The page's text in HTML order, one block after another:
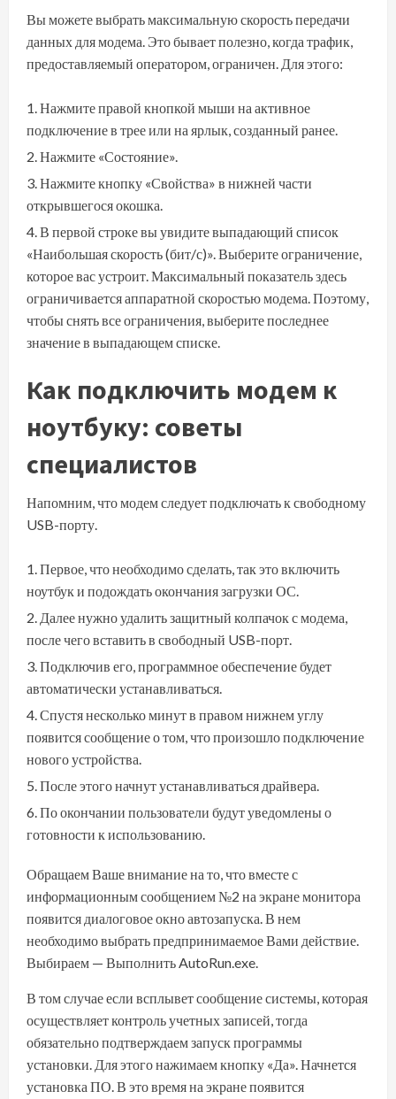
Вы можете выбрать максимальную скорость передачи
данных для модема. Это бывает полезно, когда трафик,
предоставляемый оператором, ограничен. Для этого:
Нажмите правой кнопкой мыши на активное
подключение в трее или на ярлык, созданный ранее.
Нажмите «Состояние».
Нажмите кнопку «Свойства» в нижней части
открывшегося окошка.
В первой строке вы увидите выпадающий список
«Наибольшая скорость (бит/с)». Выберите ограничение,
которое вас устроит. Максимальный показатель здесь
ограничивается аппаратной скоростью модема. Поэтому,
чтобы снять все ограничения, выберите последнее
значение в выпадающем списке.
Как подключить модем к
ноутбуку: советы
специалистов
Напомним, что модем следует подключать к свободному
USB-порту.
Первое, что необходимо сделать, так это включить
ноутбук и подождать окончания загрузки ОС.
Далее нужно удалить защитный колпачок с модема,
после чего вставить в свободный USB-порт.
Подключив его, программное обеспечение будет
автоматически устанавливаться.
Спустя несколько минут в правом нижнем углу
появится сообщение о том, что произошло подключение
нового устройства.
После этого начнут устанавливаться драйвера.
По окончании пользователи будут уведомлены о
готовности к использованию.
Обращаем Ваше внимание на то, что вместе с
информационным сообщением №2 на экране монитора
появится диалоговое окно автозапуска. В нем
необходимо выбрать предпринимаемое Вами действие.
Выбираем — Выполнить AutoRun.exe.
В том случае если всплывет сообщение системы, которая
осуществляет контроль учетных записей, тогда
обязательно подтверждаем запуск программы
установки. Для этого нажимаем кнопку «Да». Начнется
установка ПО. В это время на экране появится